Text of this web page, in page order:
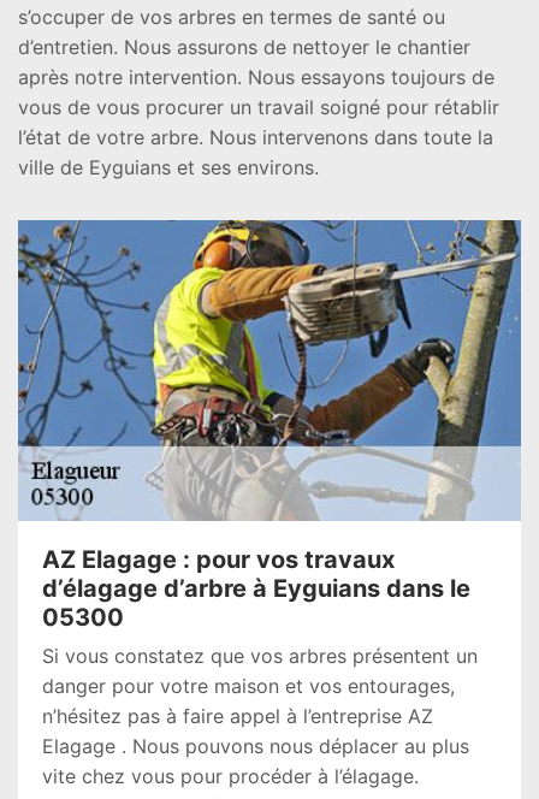
s’occuper de vos arbres en termes de santé ou
d’entretien. Nous assurons de nettoyer le chantier
après notre intervention. Nous essayons toujours de
vous de vous procurer un travail soigné pour rétablir
l’état de votre arbre. Nous intervenons dans toute la
ville de Eyguians et ses environs.
AZ Elagage : pour vos travaux
d’élagage d’arbre à Eyguians dans le
05300
Si vous constatez que vos arbres présentent un
danger pour votre maison et vos entourages,
n’hésitez pas à faire appel à l’entreprise AZ
Elagage . Nous pouvons nous déplacer au plus
vite chez vous pour procéder à l’élagage.